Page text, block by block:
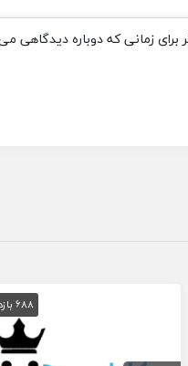
برای زمانی که دوباره دیدگاهی
688 بازدید